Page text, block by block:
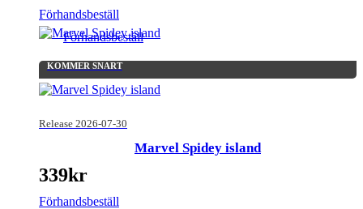
Förhandsbeställ
KOMMER SNART
Release 2026-07-30
Förhandsbeställ
Marvel Spidey island
339kr
Förhandsbeställ